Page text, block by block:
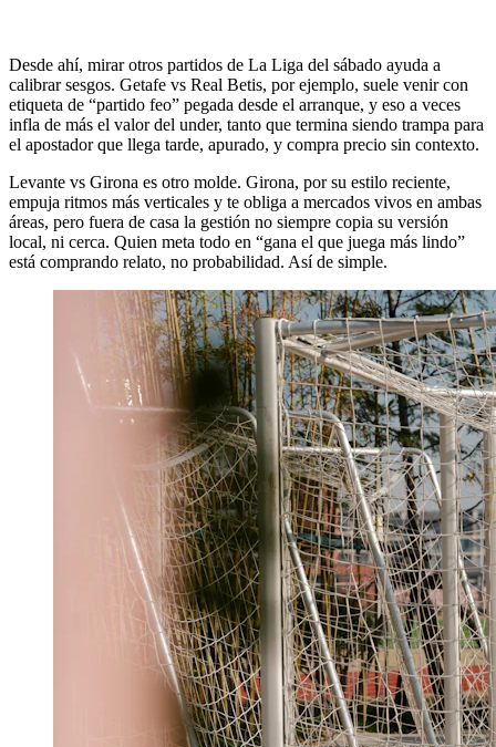
Desde ahí, mirar otros partidos de La Liga del sábado ayuda a
calibrar sesgos. Getafe vs Real Betis, por ejemplo, suele venir con
etiqueta de “partido feo” pegada desde el arranque, y eso a veces
infla de más el valor del under, tanto que termina siendo trampa para
el apostador que llega tarde, apurado, y compra precio sin contexto.
Levante vs Girona es otro molde. Girona, por su estilo reciente,
empuja ritmos más verticales y te obliga a mercados vivos en ambas
áreas, pero fuera de casa la gestión no siempre copia su versión
local, ni cerca. Quien meta todo en “gana el que juega más lindo”
está comprando relato, no probabilidad. Así de simple.